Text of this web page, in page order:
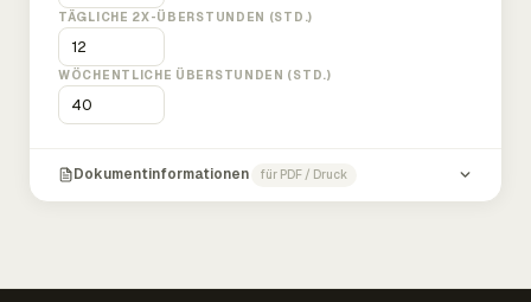
TÄGLICHE 2X-ÜBERSTUNDEN (STD.)
WÖCHENTLICHE ÜBERSTUNDEN (STD.)
Dokumentinformationen für PDF / Druck